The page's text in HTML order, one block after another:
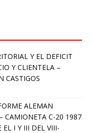
Y EL DEFICIT
Y CLIENTELA –
CASTIGOS
ALEMAN
CAMIONETA C-20 1987
EL I Y III DEL VIII-